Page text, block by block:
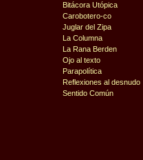
Bitácora Utópica
Carobotero-co
Juglar del Zipa
La Columna
La Rana Berden
Ojo al texto
Parapolítica
Reflexiones al desnudo
Sentido Común